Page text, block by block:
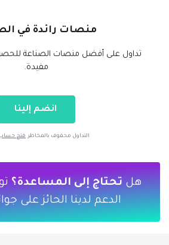
منصات رائدة في
تداول على أفضل منصات الصناعة
مفيدة.
انضم إلينا
التداول محفوف بالمخاطرفتح حساب
هلتحتاج إلى المساعدة؟
الدعم لدينا الحائز على